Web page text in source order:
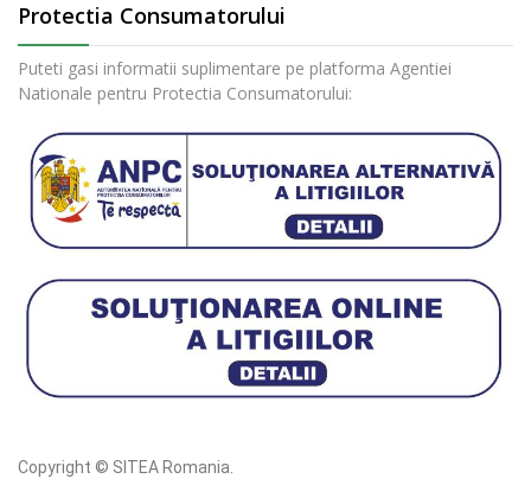
Protectia Consumatorului
Puteti gasi informatii suplimentare pe platforma Agentiei
Nationale pentru Protectia Consumatorului:
Copyright © SITEA Romania.